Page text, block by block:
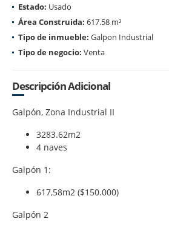
Estado: Usado
Área Construida: 617.58 m²
Tipo de inmueble: Galpon Industrial
Tipo de negocio: Venta
Descripción Adicional
Galpón, Zona Industrial II
3283.62m2
4 naves
Galpón 1:
617,58m2 ($150.000)
Galpón 2